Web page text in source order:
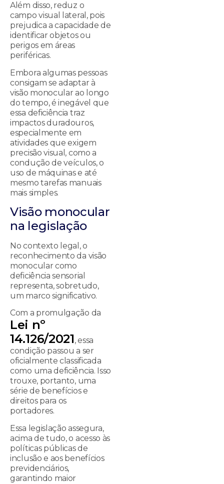
Além disso, reduz o
campo visual lateral, pois
prejudica a capacidade de
identificar objetos ou
perigos em áreas
periféricas.
Embora algumas pessoas
consigam se adaptar à
visão monocular ao longo
do tempo, é inegável que
essa deficiência traz
impactos duradouros,
especialmente em
atividades que exigem
precisão visual, como a
condução de veículos, o
uso de máquinas e até
mesmo tarefas manuais
mais simples.
Visão monocular
na legislação
No contexto legal, o
reconhecimento da visão
monocular como
deficiência sensorial
representa, sobretudo,
um marco significativo.
Com a promulgação da
Lei nº
14.126/2021, essa
condição passou a ser
oficialmente classificada
como uma deficiência. Isso
trouxe, portanto, uma
série de benefícios e
direitos para os
portadores.
Essa legislação assegura,
acima de tudo, o acesso às
políticas públicas de
inclusão e aos benefícios
previdenciários,
garantindo maior